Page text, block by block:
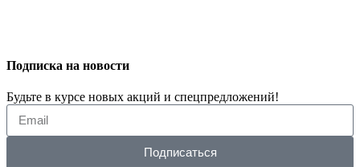
Подписка на новости
Будьте в курсе новых акций и спецпредложений!
Подписаться